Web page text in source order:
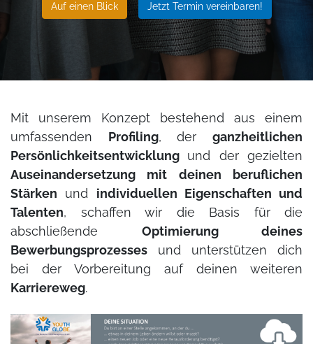
Auf einen Blick Jetzt Termin vereinbaren!
Mit unserem Konzept bestehend aus einem
umfassenden Profiling, derganzheitlichen
Persönlichkeitsentwicklung und der gezielten
Auseinandersetzung mit deinen beruflichen
Stärken und individuellen Eigenschaften und
Talenten, schaffen wir die Basis für die
abschließende Optimierung deines
Bewerbungsprozesses und unterstützen dich
bei der Vorbereitung auf deinen weiteren
Karriereweg.